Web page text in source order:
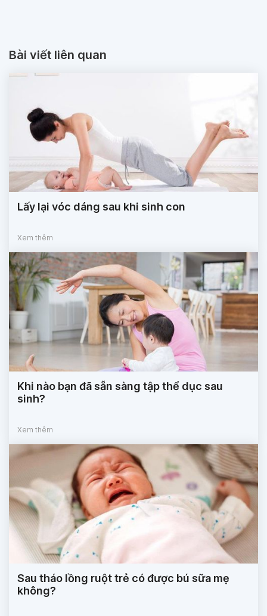
Bài viết liên quan
Lấy lại vóc dáng sau khi sinh con
Xem thêm
Khi nào bạn đã sẵn sàng tập thể dục sau
sinh?
Xem thêm
Sau tháo lồng ruột trẻ có được bú sữa mẹ
không?